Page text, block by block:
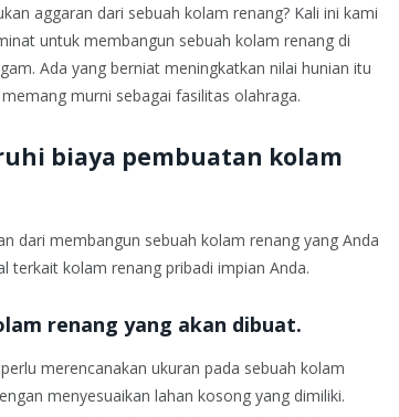
aggaran dari sebuah kolam renang? Kali ini kami
untuk membangun sebuah kolam renang di
Ada yang berniat meningkatkan nilai hunian itu
murni sebagai fasilitas olahraga.
biaya pembuatan kolam
dari membangun sebuah kolam renang yang Anda
terkait kolam renang pribadi impian Anda.
renang yang akan dibuat.
merencanakan ukuran pada sebuah kolam
menyesuaikan lahan kosong yang dimiliki.